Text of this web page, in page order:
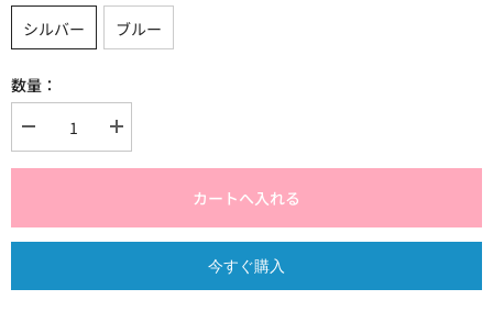
シルバー
ブルー
数量：
製
品
数
量
減
{{
製
品
数
量
増
カートへ入れる
今すぐ購入